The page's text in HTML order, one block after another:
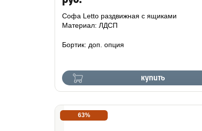
купить
Софа Letto раздвижная с ящиками
Материал: ЛДСП
Бортик: доп. опция
63%